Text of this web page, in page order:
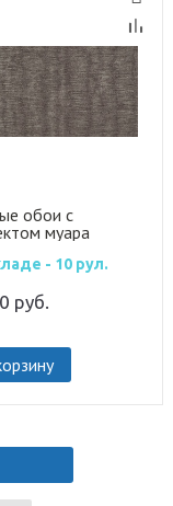
обои с
муара
- 10 рул.
руб.